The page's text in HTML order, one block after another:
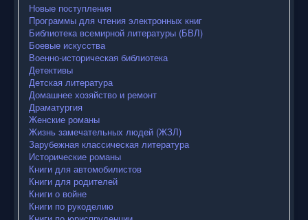
Новые поступления
Программы для чтения электронных книг
Библиотека всемирной литературы (БВЛ)
Боевые искусства
Военно-историческая библиотека
Детективы
Детская литература
Домашнее хозяйство и ремонт
Драматургия
Женские романы
Жизнь замечательных людей (ЖЗЛ)
Зарубежная классическая литература
Исторические романы
Книги для автомобилистов
Книги для родителей
Книги о войне
Книги по рукоделию